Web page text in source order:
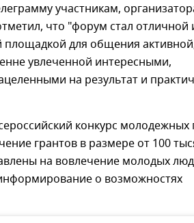
участникам,
что "форум стал отличной
для общения
увлеченной интересными,
на результат и
конкурс молодежных
грантов в размере от 100
на вовлечение молодых
о возможностях